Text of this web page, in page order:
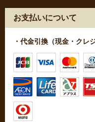
お支払いについて
・代金引換（現金・クレ